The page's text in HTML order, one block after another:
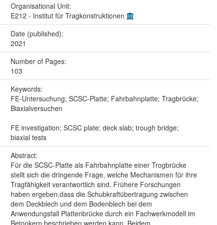
Organisational Unit:
E212 - Institut für Tragkonstruktionen
Date (published):
2021
Number of Pages:
103
Keywords:
FE-Untersuchung; SCSC-Platte; Fahrbahnplatte; Tragbrücke;
Biaxialversuchen
FE investigation; SCSC plate; deck slab; trough bridge;
biaxial tests
Abstract:
Für die SCSC-Platte als Fahrbahnplatte einer Trogbrücke
stellt sich die dringende Frage, welche Mechanismen für ihre
Tragfähigkeit verantwortlich sind. Frühere Forschungen
haben ergeben,dass die Schubkraftübertragung zwischen
dem Deckblech und dem Bodenblech bei dem
Anwendungsfall Plattenbrücke durch ein Fachwerkmodell im